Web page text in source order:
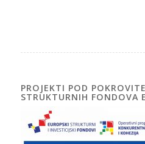
PROJEKTI POD
STRUKTURNIH FONDOVA